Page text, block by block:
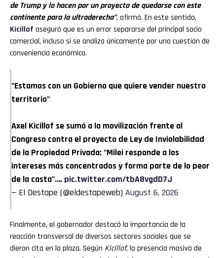
de Trump y lo hacen por un proyecto de quedarse con este
continente para la ultraderecha”, afirmó. En este sentido,
Kicillof aseguró que es un error separarse del principal socio
comercial, incluso si se analiza únicamente por una cuestión de
conveniencia económica.
"Estamos con un Gobierno que quiere vender nuestro
territorio"
Axel Kicillof se sumó a la movilización frente al
Congreso contra el proyecto de Ley de Inviolabilidad
de la Propiedad Privada: "Milei responde a los
intereses más concentrados y forma parte de lo peor
de la casta".… pic.twitter.com/tbA8vgdD7J
— El Destape (@eldestapeweb) August 6, 2026
Finalmente, el gobernador destacó la importancia de la
reacción transversal de diversos sectores sociales que se
dieron cita en la plaza. Según Kicillof, la presencia masiva de